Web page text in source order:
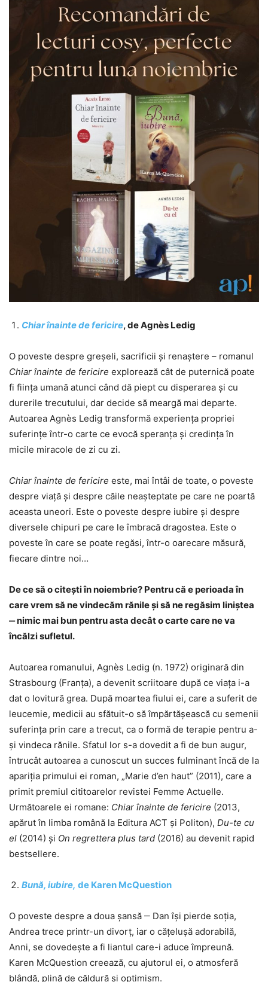
Chiar înainte de fericire,de Agnès Ledig
O poveste despre greșeli, sacrificii și renaștere – romanul
Chiar înainte de fericire explorează cât de puternică poate
fi ființa umană atunci când dă piept cu disperarea și cu
durerile trecutului, dar decide să meargă mai departe.
Autoarea Agnès Ledig transformă experiența propriei
suferințe într-o carte ce evocă speranța și credința în
micile miracole de zi cu zi.
Chiar înainte de fericire este, mai întâi de toate, o poveste
despre viață și despre căile neașteptate pe care ne poartă
aceasta uneori. Este o poveste despre iubire și despre
diversele chipuri pe care le îmbracă dragostea. Este o
poveste în care se poate regăsi, într-o oarecare măsură,
fiecare dintre noi…
De ce să o citești în noiembrie? Pentru că e perioada în
care vrem să ne vindecăm rănile și să ne regăsim liniștea
‒ nimic mai bun pentru asta decât o carte care ne va
încălzi sufletul.
Autoarea romanului, Agnès Ledig (n. 1972) originară din
Strasbourg (Franța), a devenit scriitoare după ce viața i-a
dat o lovitură grea. După moartea fiului ei, care a suferit de
leucemie, medicii au sfătuit-o să împărtășească cu semenii
suferința prin care a trecut, ca o formă de terapie pentru a-
și vindeca rănile. Sfatul lor s-a dovedit a fi de bun augur,
întrucât autoarea a cunoscut un succes fulminant încă de la
apariția primului ei roman, „Marie d’en haut” (2011), care a
primit premiul cititoarelor revistei Femme Actuelle.
Următoarele ei romane: Chiar înainte de fericire (2013,
apărut în limba română la Editura ACT și Politon), Du-te cu
el (2014) și On regrettera plus tard (2016) au devenit rapid
bestsellere.
Bună, iubire, de Karen McQuestion
O poveste despre a doua șansă ‒ Dan își pierde soția,
Andrea trece printr-un divorț, iar o cățelușă adorabilă,
Anni, se dovedește a fi liantul care-i aduce împreună.
Karen McQuestion creează, cu ajutorul ei, o atmosferă
blândă, plină de căldură și optimism.